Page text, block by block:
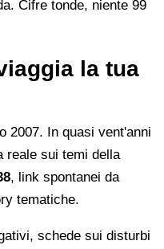
Cifre tonde, niente 99
la tua
2007. In quasi vent'anni
reale sui temi della
, link spontanei da
tematiche.
schede sui disturbi